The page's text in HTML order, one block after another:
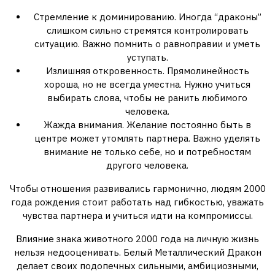
Стремление к доминированию. Иногда “драконы”
слишком сильно стремятся контролировать
ситуацию. Важно помнить о равноправии и уметь
уступать.
Излишняя откровенность. Прямолинейность
хороша, но не всегда уместна. Нужно учиться
выбирать слова, чтобы не ранить любимого
человека.
Жажда внимания. Желание постоянно быть в
центре может утомлять партнера. Важно уделять
внимание не только себе, но и потребностям
другого человека.
Чтобы отношения развивались гармонично, людям 2000
года рождения стоит работать над гибкостью, уважать
чувства партнера и учиться идти на компромиссы.
Влияние знака животного 2000 года на личную жизнь
нельзя недооценивать. Белый Металлический Дракон
делает своих подопечных сильными, амбициозными,